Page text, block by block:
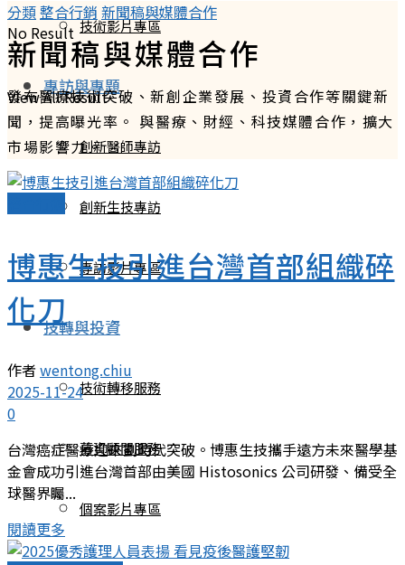
技術影片專區
專訪與專題
創新醫師專訪
創新生技專訪
專訪影片專區
技轉與投資
技術轉移服務
募資顧問服務
個案影片專區
No Result
View All Result
分類整合行銷 新聞稿與媒體合作
新聞稿與媒體合作
發布醫療技術突破、新創企業發展、投資合作等關鍵新
聞，提高曝光率。 與醫療、財經、科技媒體合作，擴大
市場影響力。
博惠生技引進台灣首部組織碎
化刀
作者wentong.chiu
2025-11-24
0
台灣癌症醫療迎來劃時代突破。博惠生技攜手遠方未來醫學基
金會成功引進台灣首部由美國 Histosonics 公司研發、備受全
球醫界矚...
閱讀更多